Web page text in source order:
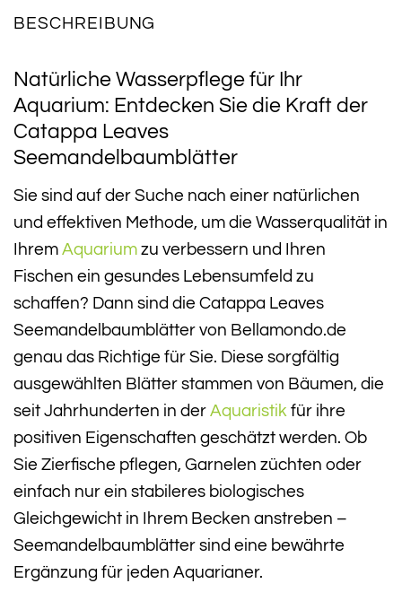
BESCHREIBUNG
Natürliche Wasserpflege für Ihr
Aquarium: Entdecken Sie die Kraft der
Catappa Leaves
Seemandelbaumblätter
Sie sind auf der Suche nach einer natürlichen
und effektiven Methode, um die Wasserqualität in
Ihrem Aquarium zu verbessern und Ihren
Fischen ein gesundes Lebensumfeld zu
schaffen? Dann sind die Catappa Leaves
Seemandelbaumblätter von Bellamondo.de
genau das Richtige für Sie. Diese sorgfältig
ausgewählten Blätter stammen von Bäumen, die
seit Jahrhunderten in der Aquaristik für ihre
positiven Eigenschaften geschätzt werden. Ob
Sie Zierfische pflegen, Garnelen züchten oder
einfach nur ein stabileres biologisches
Gleichgewicht in Ihrem Becken anstreben –
Seemandelbaumblätter sind eine bewährte
Ergänzung für jeden Aquarianer.